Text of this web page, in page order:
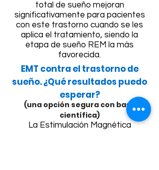
total de sueño mejoran
significativamente para pacientes
con este trastorno cuando se les
aplica el tratamiento, siendo la
etapa de sueño REM la más
favorecida.
EMT contra el trastorno de
sueño. ¿Qué resultados puedo
esperar?
(una opción segura con base
científica)
La Estimulación Magnética